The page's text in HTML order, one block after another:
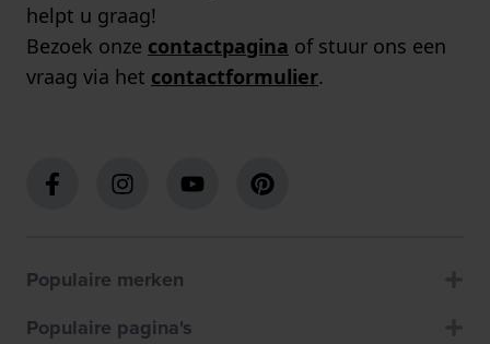
helpt u graag!
Bezoek onze contactpagina of stuur ons een
vraag via het contactformulier.
Populaire merken
Populaire pagina's